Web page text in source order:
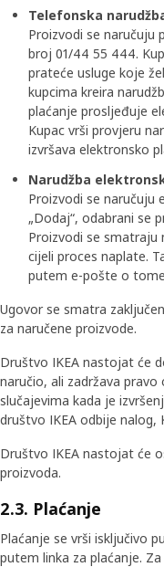
Telefonska
Proizvodi se naručuju
broj 01/44 55 444.
prateće usluge koje
kupcima kreira
plaćanje prosljeđuje
Kupac vrši provjeru
izvršava elektronsko
Narudžba
Proizvodi se naručuju
„Dodaj“, odabrani se
Proizvodi se smatraju
cijeli proces naplate.
putem e-pošte o
Ugovor se smatra
za naručene proizvode.
Društvo IKEA nastojat će
naručio, ali zadržava
slučajevima kada je
društvo IKEA odbije
Društvo IKEA nastojat će
proizvoda.
2.3. Plaćanje
Plaćanje se vrši isključivo
putem linka za plaćanje.